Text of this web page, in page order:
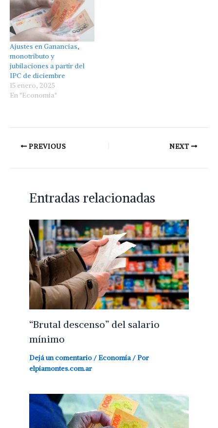
Ajustes en Ganancias,
monotributo y
jubilaciones a partir del
IPC de diciembre
15 enero, 2025
En "Economía"
PREVIOUS NEXT
Entradas relacionadas
“Brutal descenso” del salario
mínimo
Dejá un comentario / Economía / Por
elpiamontes.com.ar